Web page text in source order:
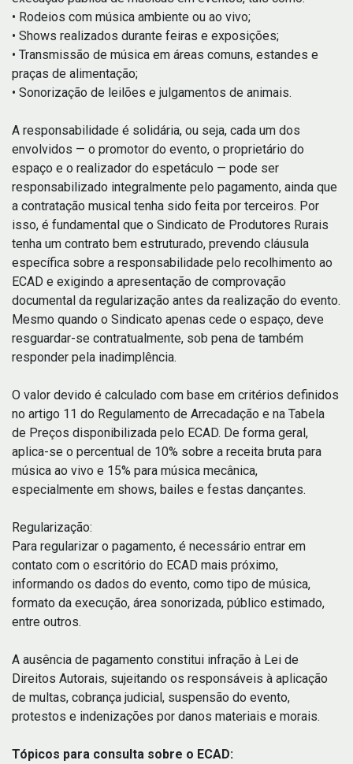
• Rodeios com música ambiente ou ao vivo;
• Shows realizados durante feiras e exposições;
• Transmissão de música em áreas comuns, estandes e
praças de alimentação;
• Sonorização de leilões e julgamentos de animais.
A responsabilidade é solidária, ou seja, cada um dos
envolvidos — o promotor do evento, o proprietário do
espaço e o realizador do espetáculo — pode ser
responsabilizado integralmente pelo pagamento, ainda que
a contratação musical tenha sido feita por terceiros. Por
isso, é fundamental que o Sindicato de Produtores Rurais
tenha um contrato bem estruturado, prevendo cláusula
específica sobre a responsabilidade pelo recolhimento ao
ECAD e exigindo a apresentação de comprovação
documental da regularização antes da realização do evento.
Mesmo quando o Sindicato apenas cede o espaço, deve
resguardar-se contratualmente, sob pena de também
responder pela inadimplência.
O valor devido é calculado com base em critérios definidos
no artigo 11 do Regulamento de Arrecadação e na Tabela
de Preços disponibilizada pelo ECAD. De forma geral,
aplica-se o percentual de 10% sobre a receita bruta para
música ao vivo e 15% para música mecânica,
especialmente em shows, bailes e festas dançantes.
Regularização:
Para regularizar o pagamento, é necessário entrar em
contato com o escritório do ECAD mais próximo,
informando os dados do evento, como tipo de música,
formato da execução, área sonorizada, público estimado,
entre outros.
A ausência de pagamento constitui infração à Lei de
Direitos Autorais, sujeitando os responsáveis à aplicação
de multas, cobrança judicial, suspensão do evento,
protestos e indenizações por danos materiais e morais.
Tópicos para consulta sobre o ECAD: